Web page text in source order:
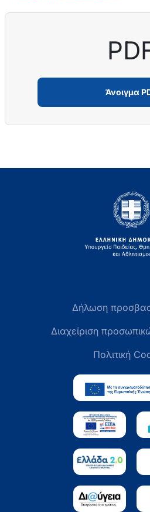
Άνοιγμα
Δήλωση
Διαχείριση
Πολιτική